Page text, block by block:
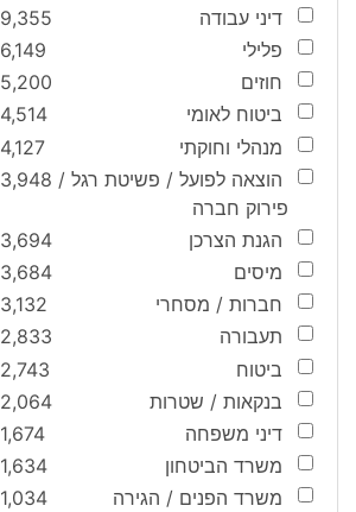
דיני עבודה
9,355
פלילי
6,149
חוזים
5,200
ביטוח לאומי
4,514
מנהלי וחוקתי
4,127
הוצאה לפועל / פשיטת רגל /
פירוק חברה
3,948
הגנת הצרכן
3,694
מיסים
3,684
חברות / מסחרי
3,132
תעבורה
2,833
ביטוח
2,743
בנקאות / שטרות
2,064
דיני משפחה
1,674
משרד הביטחון
1,634
משרד הפנים / הגירה
1,034